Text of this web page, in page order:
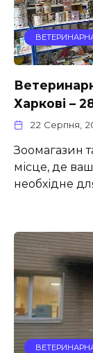
Харкові –
22 Серпня,
Зоомагазин
місце, де
необхідне